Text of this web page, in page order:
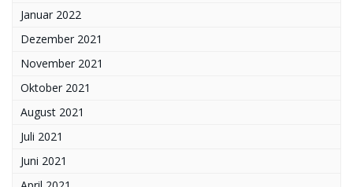
Januar 2022
Dezember 2021
November 2021
Oktober 2021
August 2021
Juli 2021
Juni 2021